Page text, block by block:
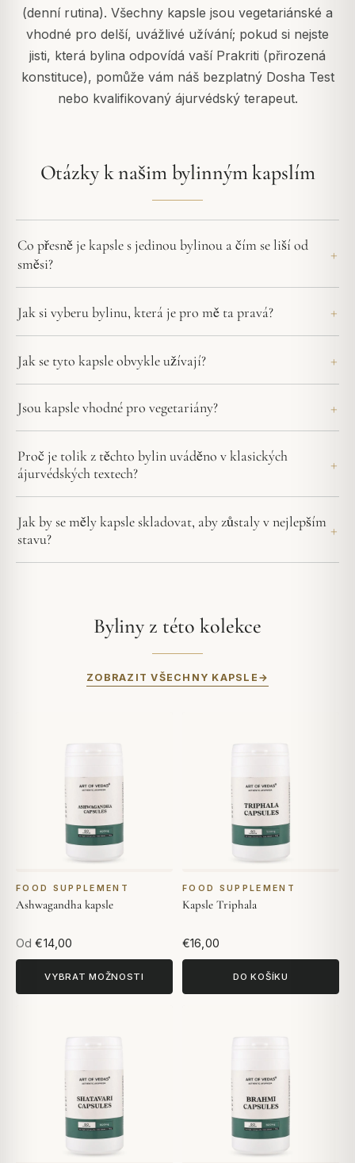
(denní rutina). Všechny kapsle jsou vegetariánské a
vhodné pro delší, uvážlivé užívání; pokud si nejste
jisti, která bylina odpovídá vaší Prakriti (přirozená
konstituce), pomůže vám náš bezplatný Dosha Test
nebo kvalifikovaný ájurvédský terapeut.
Otázky k našim bylinným kapslím
Co přesně je kapsle s jedinou bylinou a čím se liší od
směsi?
Jak si vyberu bylinu, která je pro mě ta pravá?
Jak se tyto kapsle obvykle užívají?
Jsou kapsle vhodné pro vegetariány?
Proč je tolik z těchto bylin uváděno v klasických
ájurvédských textech?
Jak by se měly kapsle skladovat, aby zůstaly v nejlepším
stavu?
Byliny z této kolekce
ZOBRAZIT VŠECHNY KAPSLE
FOOD SUPPLEMENT
Ashwagandha kapsle
Od €14,00
VYBRAT MOŽNOSTI
FOOD SUPPLEMENT
Kapsle Triphala
€16,00
DO KOŠÍKU